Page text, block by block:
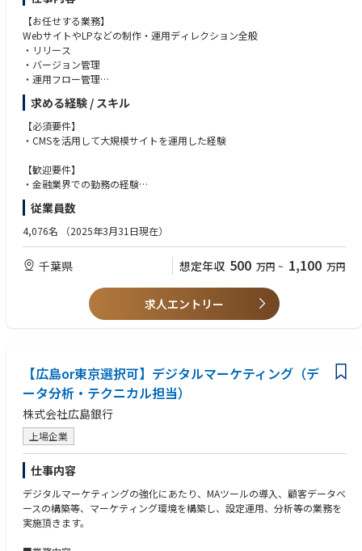
【お任せする業務】
WebサイトやLPなどの制作・運用ディレクション全般
・リリース
・バージョン管理
・運用フロー管理
・修正指示
・スケジュール・工数管理
・問題発見・パトロール
・大規模サイトの運用・開発に携わることができる
・社外ベンダーやグループ会社も含めて行内に幅広い人脈を構築すること
【キャリアパス】
・まずは運用管理をご担当いただきます。
・将来的にはWebマスターとして、運用・保守業務だけでなく、SEOなど
HPを活用したデジタルマーケティングの推進企画や新規開発など、ご経
求める経験 / スキル
【必須要件】
・CMSを活用して大規模サイトを運用した経験
【歓迎要件】
・金融業界での勤務の経験
・GTM・GA4を活用した計測実装の経験
【求める人物像】
としない方
・主体的に複数のタスクをマルチに進行できる方
・チェック業務があるため、慎重かつ堅実に業務を遂行できる方
従業員数
4,076名 （2025年3月31日現在）
千葉県 想定年収 500 万円 ~ 1,100 万円
求人エントリー
【広島or東京選択可】デジタルマーケティング（デ
ータ分析・テクニカル担当）
株式会社広島銀行
上場企業
仕事内容
デジタルマーケティングの強化にあたり、MAツールの導入、顧客データベ
ースの構築等、マーケティング環境を構築し、設定運用、分析等の業務を
実施頂きます。